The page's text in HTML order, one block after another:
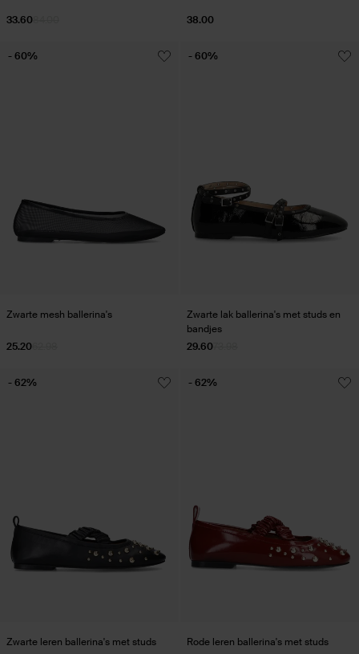
33.60 38.00
Zwarte mesh ballerina's
25.20
- 60%
Zwarte lak ballerina's met studs en
bandjes
29.60
- 60%
Zwarte leren ballerina's met studs
- 62%
Rode leren ballerina's met studs
- 62%